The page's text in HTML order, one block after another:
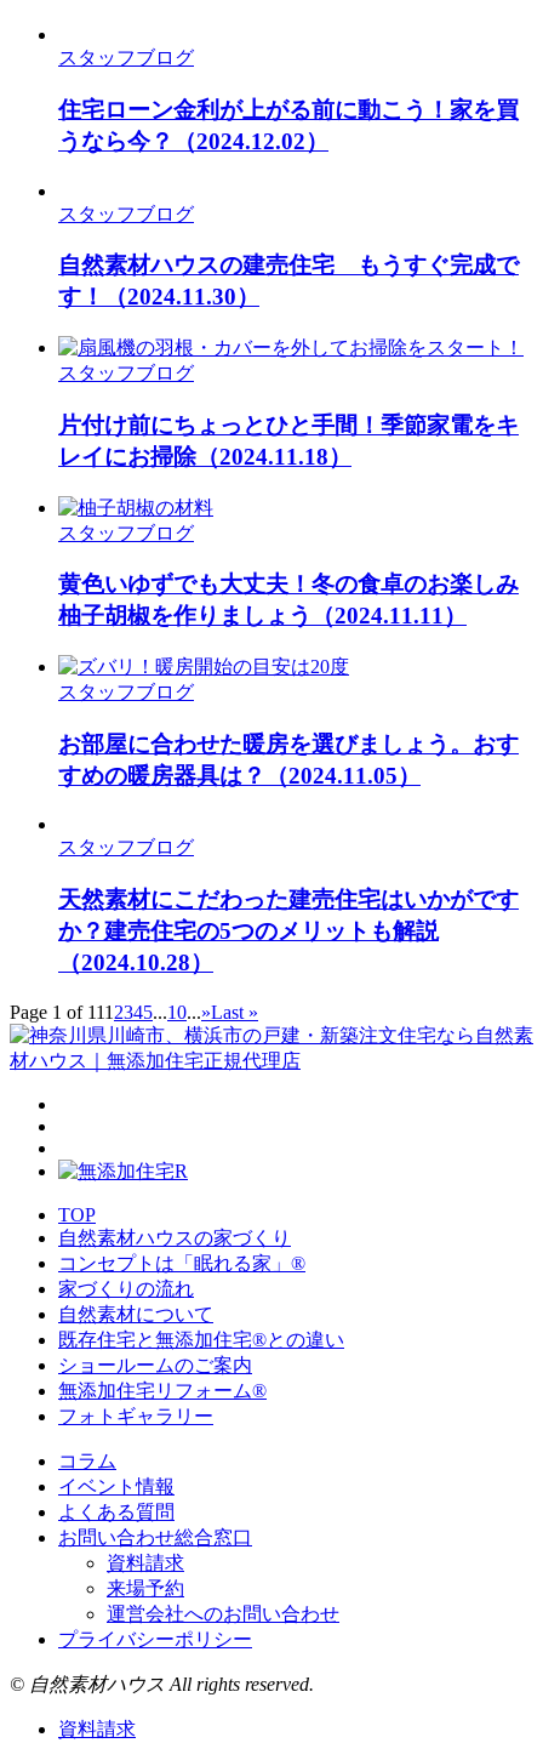
スタッフブログ
住宅ローン金利が上がる前に動こう！家を買
うなら今？
（2024.12.02）
スタッフブログ
自然素材ハウスの建売住宅 もうすぐ完成で
す！
（2024.11.30）
スタッフブログ
片付け前にちょっとひと手間！季節家電をキ
レイにお掃除（2024.11.18）
スタッフブログ
黄色いゆずでも大丈夫！冬の食卓のお楽しみ
柚子胡椒を作りましょう
（2024.11.11）
スタッフブログ
お部屋に合わせた暖房を選びましょう。おす
すめの暖房器具は？
（2024.11.05）
スタッフブログ
天然素材にこだわった建売住宅はいかがです
か？建売住宅の5つのメリットも解説
（2024.10.28）
Page 1 of 111 2345...10...»Last »
TOP
自然素材ハウスの家づくり
コンセプトは「眠れる家」®
家づくりの流れ
自然素材について
既存住宅と無添加住宅®との違い
ショールームのご案内
無添加住宅リフォーム®
フォトギャラリー
コラム
イベント情報
よくある質問
お問い合わせ総合窓口
資料請求
来場予約
運営会社へのお問い合わせ
プライバシーポリシー
© 自然素材ハウス All rights reserved.
資料請求